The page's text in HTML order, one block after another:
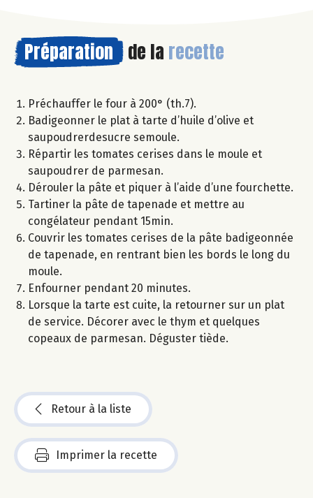
Préparation de la recette
Préchauffer le four à 200° (th.7).
Badigeonner le plat à tarte d’huile d’olive et
saupoudrerdesucre semoule.
Répartir les tomates cerises dans le moule et
saupoudrer de parmesan.
Dérouler la pâte et piquer à l’aide d’une fourchette.
Tartiner la pâte de tapenade et mettre au
congélateur pendant 15min.
Couvrir les tomates cerises de la pâte badigeonnée
de tapenade, en rentrant bien les bords le long du
moule.
Enfourner pendant 20 minutes.
Lorsque la tarte est cuite, la retourner sur un plat
de service. Décorer avec le thym et quelques
copeaux de parmesan. Déguster tiède.
Retour à la liste
Imprimer la recette